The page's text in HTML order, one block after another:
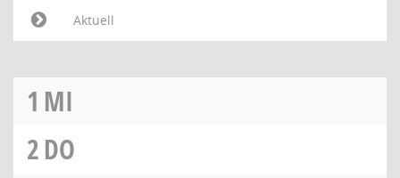
Aktuell
1 MI
2DO